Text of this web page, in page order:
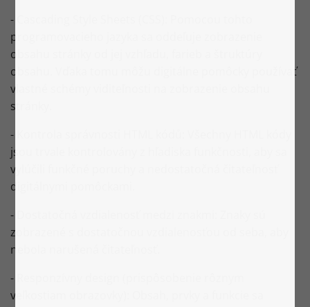
- Cascading Style Sheets (CSS): Pomocou tohto
programovacieho jazyka sa oddeľuje zobrazenie
obsahu stránky od jej vzhľadu, farieb a štruktúry
obsahu. Vďaka tomu môžu digitálne pomôcky používať
vlastné schémy viditeľnosti na zobrazenie obsahu
stránky.
- Kontrola správnosti HTML kódů: Všechny HTML kódy
jsou trvale kontrolovány z hľadiska funkčnosti, aby sa
vylúčili funkčné poruchy a nedostatočná čitateľnosť
digitálnymi pomôckami.
- Dostatočná vzdialenosť medzi znakmi: Znaky sú
zobrazené s dostatočnou vzdialenosťou od seba, aby
nebola narušená čitateľnosť.
- Responzívny design (prispôsobenie rôznym
veľkostiam obrazovky): Obsah, prvky a funkcie sa